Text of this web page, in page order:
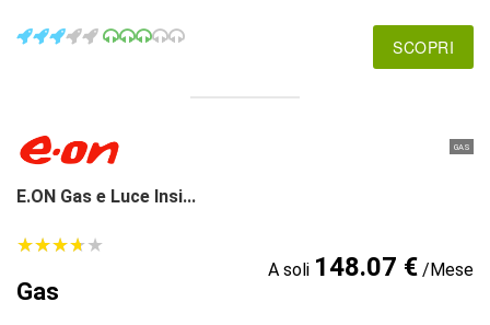
SCOPRI
GAS
E.ON Gas e Luce Insi...
★★★★★
★★★★★
Gas
A soli 148.07 €/Mese